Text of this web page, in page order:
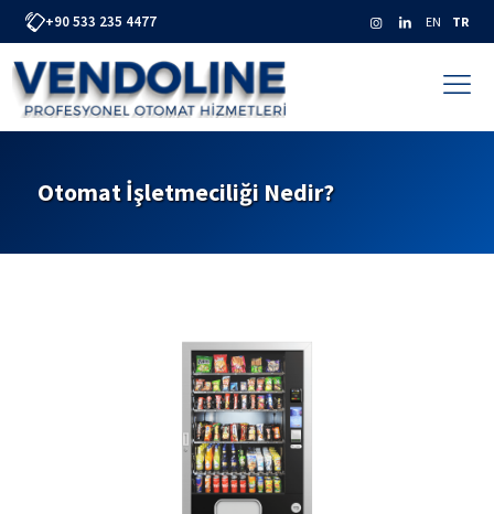
+90 533 235 4477 EN TR
Otomat İşletmeciliği Nedir?